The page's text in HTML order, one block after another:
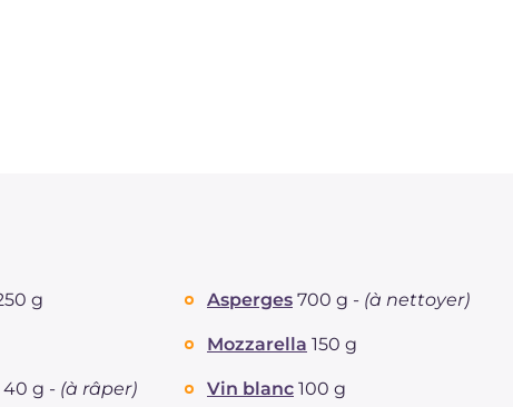
g Asperges 700 g - (à nettoyer)
Mozzarella 150 g
40 g - (à râper) Vin blanc 100 g